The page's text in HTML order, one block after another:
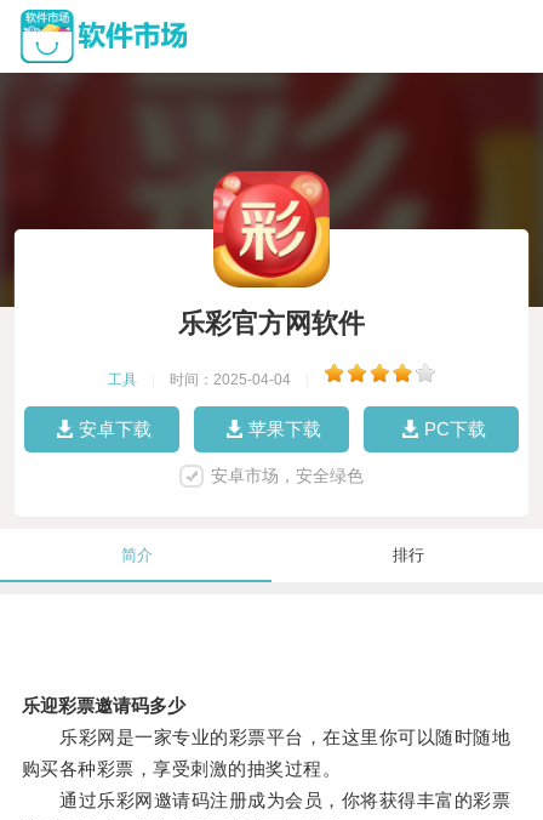
乐彩官方网软件
工具 时间：2025-04-04
安卓下载 苹果下载 PC下载
安卓市场，安全绿色
简介 排行
乐迎彩票邀请码多少
乐彩网是一家专业的彩票平台，在这里你可以随时随地
购买各种彩票，享受刺激的抽奖过程。
通过乐彩网邀请码注册成为会员，你将获得丰富的彩票